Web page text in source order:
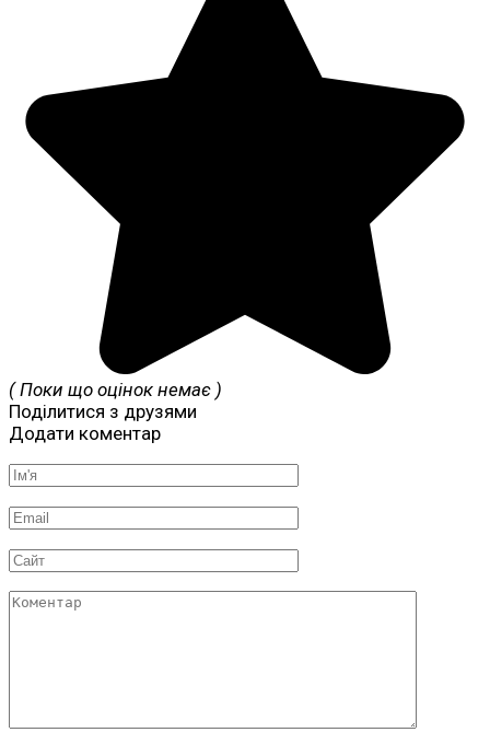
( Поки що оцінок немає )
Поділитися з друзями
Додати коментар
Ім'я
*
Email
*
Сайт
Коментар